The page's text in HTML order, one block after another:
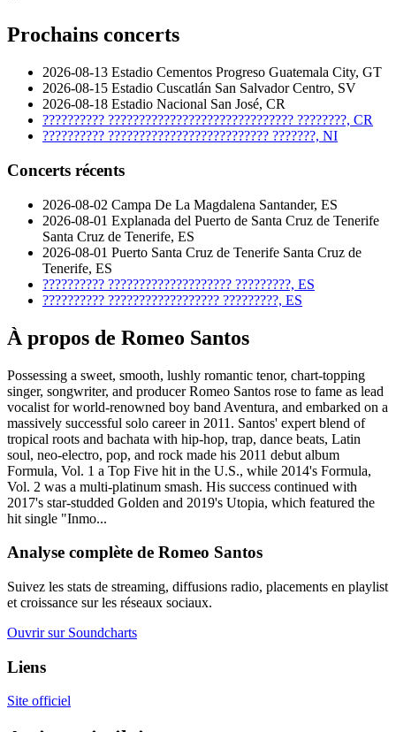
Prochains concerts
2026-08-13 Estadio Cementos Progreso Guatemala City, GT
2026-08-15 Estadio Cuscatlán San Salvador Centro, SV
2026-08-18 Estadio Nacional San José, CR
?????????? ?????????????????????????????? ????????, CR
?????????? ?????????????????????????? ???????, NI
Concerts récents
2026-08-02 Campa De La Magdalena Santander, ES
2026-08-01 Explanada del Puerto de Santa Cruz de Tenerife
Santa Cruz de Tenerife, ES
2026-08-01 Puerto Santa Cruz de Tenerife Santa Cruz de
Tenerife, ES
?????????? ???????????????????? ?????????, ES
?????????? ?????????????????? ?????????, ES
À propos de Romeo Santos
Possessing a sweet, smooth, lushly romantic tenor, chart-topping
singer, songwriter, and producer Romeo Santos rose to fame as lead
vocalist for world-renowned boy band Aventura, and embarked on a
massively successful solo career in 2011. Santos' expert blend of
tropical roots and bachata with hip-hop, trap, dance beats, Latin
soul, neo-electro, pop, and rock made his 2011 debut album
Formula, Vol. 1 a Top Five hit in the U.S., while 2014's Formula,
Vol. 2 was a multi-platinum smash. His success continued with
2017's star-studded Golden and 2019's Utopia, which featured the
hit single "Inmo...
Analyse complète de Romeo Santos
Suivez les stats de streaming, diffusions radio, placements en playlist
et croissance sur les réseaux sociaux.
Ouvrir sur Soundcharts
Liens
Site officiel